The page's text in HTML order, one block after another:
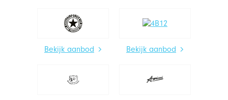
Bekijk aanbod Bekijk aanbod